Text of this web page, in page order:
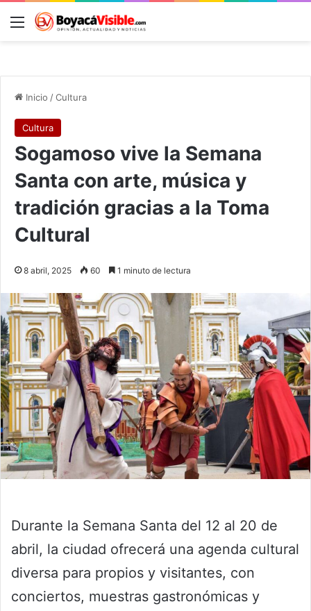
Menú
Inicio /Cultura
Cultura
Sogamoso vive la Semana
Santa con arte, música y
tradición gracias a la Toma
Cultural
8 abril, 2025 60 1 minuto de lectura
Durante la Semana Santa del 12 al 20 de
abril, la ciudad ofrecerá una agenda cultural
diversa para propios y visitantes, con
conciertos, muestras gastronómicas y